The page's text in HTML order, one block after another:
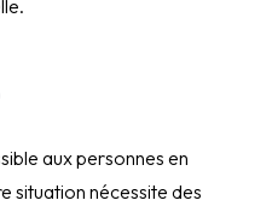
aux personnes en
situation nécessite des